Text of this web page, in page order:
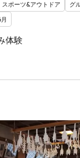
スポーツ&アウトドア グ
体験